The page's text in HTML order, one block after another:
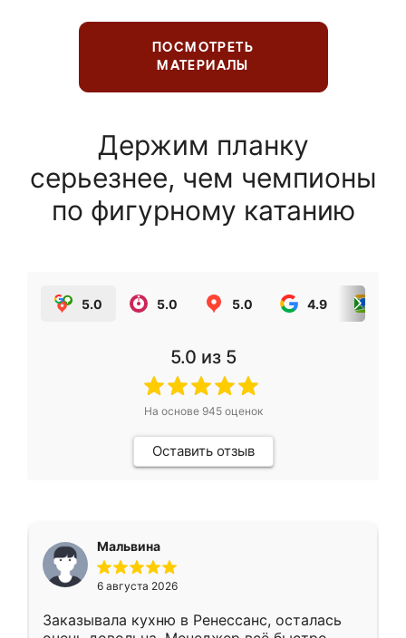
ПОСМОТРЕТЬ
МАТЕРИАЛЫ
Держим планку
серьезнее, чем чемпионы
по фигурному катанию
5.0 5.0 5.0 4.9
5.0 из 5
На основе 945оценок
Оставить отзыв
Мальвина
6 августа 2026
Заказывала кухню в Ренессанс, осталась